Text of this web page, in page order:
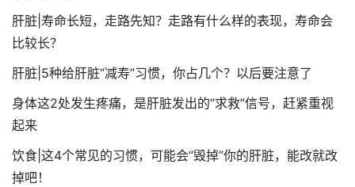
肝脏|寿命长短，走路先知？走路有什么样的表现，寿命会
比较长？
肝脏|5种给肝脏“减寿”习惯，你占几个？以后要注意了
身体这2处发生疼痛，是肝脏发出的“求救”信号，赶紧重视
起来
饮食|这4个常见的习惯，可能会“毁掉”你的肝脏，能改就改
掉吧！